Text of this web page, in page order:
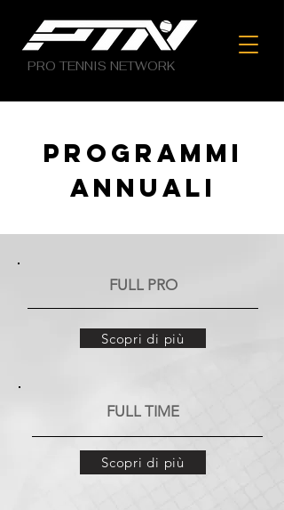
PRO TENNIS NETWORK
PROGRAMMI
ANNUALI
FULL PRO
Scopri di più
FULL TIME
Scopri di più